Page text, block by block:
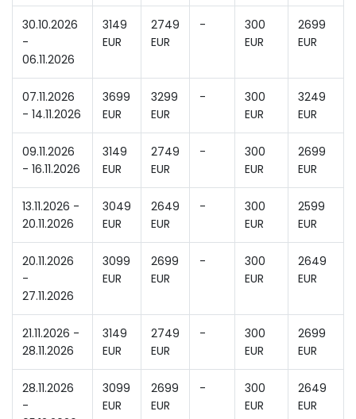
30.10.2026
-
06.11.2026
3149
EUR
2749
EUR
-
300
EUR
2699
EUR
07.11.2026
- 14.11.2026
3699
EUR
3299
EUR
-
300
EUR
3249
EUR
09.11.2026
- 16.11.2026
3149
EUR
2749
EUR
-
300
EUR
2699
EUR
13.11.2026 -
20.11.2026
3049
EUR
2649
EUR
-
300
EUR
2599
EUR
20.11.2026
-
27.11.2026
3099
EUR
2699
EUR
-
300
EUR
2649
EUR
21.11.2026 -
28.11.2026
3149
EUR
2749
EUR
-
300
EUR
2699
EUR
28.11.2026
-
3099
EUR
2699
EUR
-
300
EUR
2649
EUR